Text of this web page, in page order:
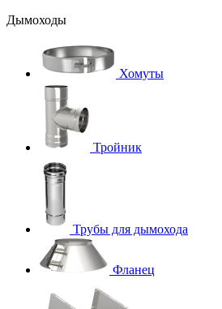
Дымоходы
Хомуты
Тройник
Трубы для дымохода
Фланец